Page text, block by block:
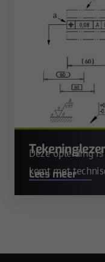
Deze opleiding
komt met
Lees meer